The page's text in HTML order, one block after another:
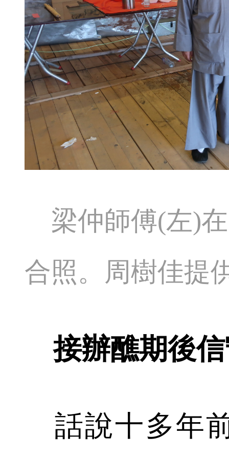
梁仲師傅(左)
合照。周樹佳提
接辦醮期後信
話說十多年